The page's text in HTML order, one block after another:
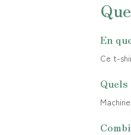
En
Ce t-